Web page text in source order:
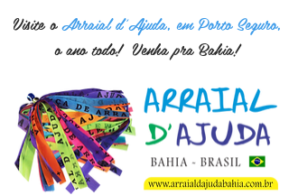
Visite oArraial d'Ajuda, em Porto Seguro,
o ano todo! Venha pra Bahia!